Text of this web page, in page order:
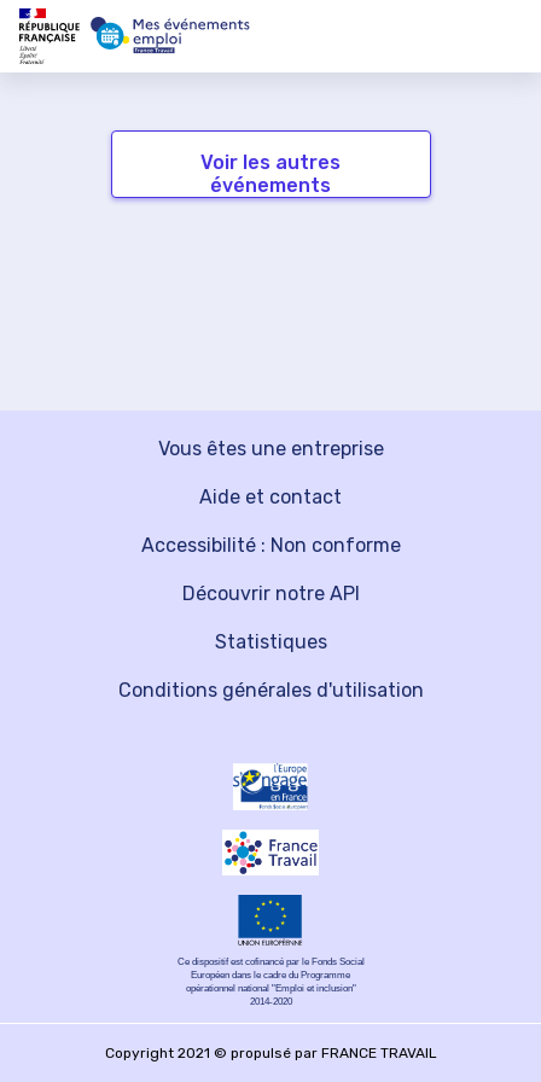
Voir les autres
événements
Vous êtes une entreprise
Découvrir notre API
Aide et contact
Statistiques
Accessibilité : Non conforme
Conditions générales d'utilisation
Ce dispositif est cofinancé par le Fonds Social
Européen dans le cadre du Programme
opérationnel national "Emploi et inclusion"
2014-2020
Copyright 2021 © propulsé par FRANCE TRAVAIL